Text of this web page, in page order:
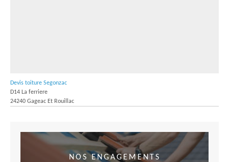
Devis toiture Segonzac
D14 La ferriere
24240 Gageac Et Rouillac
NOS ENGAGEMENTS